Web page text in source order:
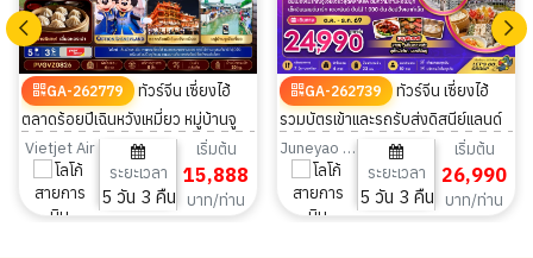
GA-262779
ทัวร์จีน เซี่ยงไฮ้
ตลาดร้อยปีเฉินหวังเหมี่ยว หมู่บ้านจู
เจียเจี่ยว มีฟรีเดย์ 5 วัน 3 คืน
Vietjet Air
ระยะเวลา
5 วัน 3 คืน
เริ่มต้น
15,888
บาท/ท่าน
GA-262739
ทัวร์จีน เซี่ยงไฮ้
รวมบัตรเข้าและรถรับส่งดิสนีย์แลนด์
ไม่ลงร้าน 5วัน 3คืน
Juneyao Airlines
ระยะเวลา
5 วัน 3 คืน
เริ่มต้น
26,990
บาท/ท่าน